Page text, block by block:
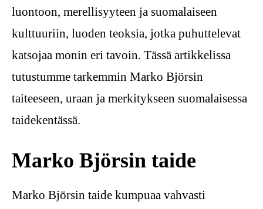
luontoon, merellisyyteen ja suomalaiseen
kulttuuriin, luoden teoksia, jotka puhuttelevat
katsojaa monin eri tavoin. Tässä artikkelissa
tutustumme tarkemmin Marko Björsin
taiteeseen, uraan ja merkitykseen suomalaisessa
taidekentässä.
Marko Björsin taide
Marko Björsin taide kumpuaa vahvasti